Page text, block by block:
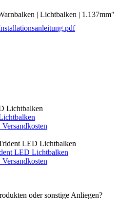
| Lichtbalken | 1.137mm"
Versandkosten
LED Lichtbalken
Versandkosten
oder sonstige Anliegen?